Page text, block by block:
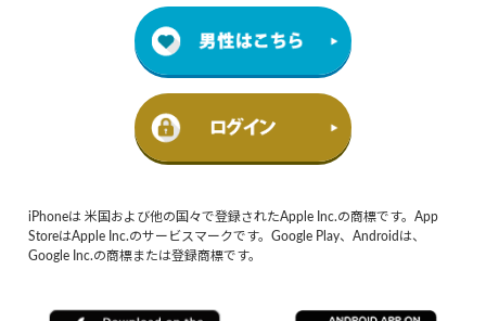
iPhoneは 米国および他の国々で登録されたApple Inc.の商標です。App
StoreはApple Inc.のサービスマークです。Google Play、Androidは、
Google Inc.の商標または登録商標です。